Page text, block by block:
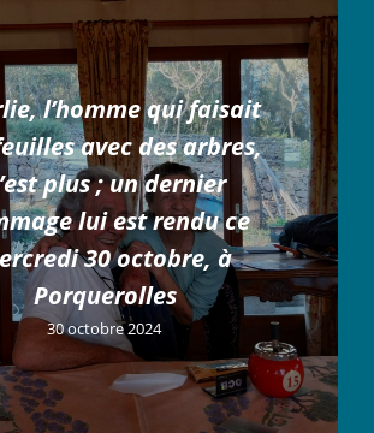
l’homme qui faisait
avec des arbres,
plus ; un dernier
lui est rendu ce
30 octobre, à
Porquerolles
30 octobre 2024